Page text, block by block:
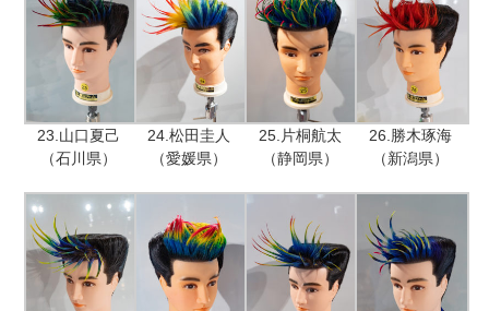
23.山口夏己
（石川県）
24.松田圭人
（愛媛県）
25.片桐航太
（静岡県）
26.勝木琢海
（新潟県）